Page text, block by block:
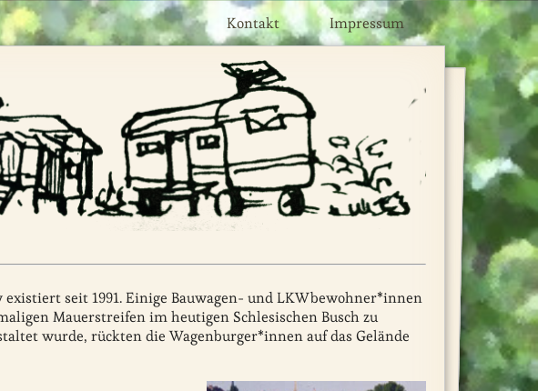
Kontakt Impressum
seit 1991. Einige Bauwagen- und LKWbewohner*innen
Mauerstreifen im heutigen Schlesischen Busch zu
wurde, rückten die Wagenburger*innen auf das Gelände